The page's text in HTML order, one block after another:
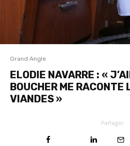
Grand Angle
ELODIE NAVARRE : «
BOUCHER ME RACONTE
VIANDES »
Partager